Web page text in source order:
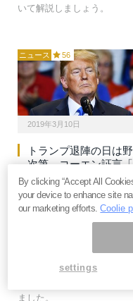
いて解説しましょう。
ニュース 56
2019年3月10日
トランプ退陣の日は
次第。コーエン証言
ランプは詐欺師」と
ぬ証拠がトドメを刺
江守哲
は、ロシアゲートをはじめ
するマズい証拠が次々と飛び
ました。
By clicking “Accept All
your device to enhance site
our marketing efforts.Coolie
settings